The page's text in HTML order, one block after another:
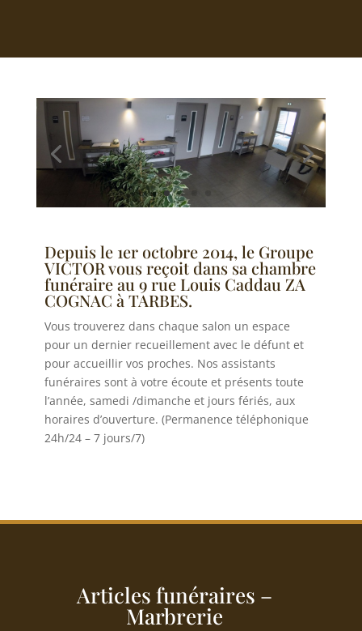
Depuis le 1er octobre 2014, le Groupe
VICTOR vous reçoit dans sa chambre
funéraire au 9 rue Louis Caddau ZA
COGNAC à TARBES.
Vous trouverez dans chaque salon un espace
pour un dernier recueillement avec le défunt et
pour accueillir vos proches. Nos assistants
funéraires sont à votre écoute et présents toute
l’année, samedi /dimanche et jours fériés, aux
horaires d’ouverture. (Permanence téléphonique
24h/24 – 7 jours/7)
Articles funéraires –
Marbrerie